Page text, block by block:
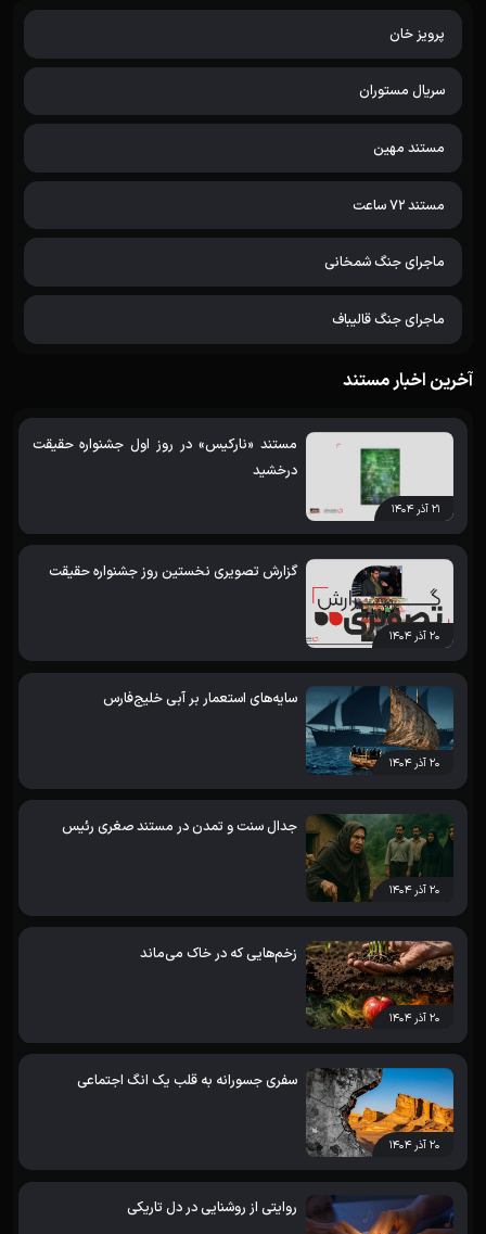
پرویز خان
سریال مستوران
مستند مهین
مستند 72 ساعت
ماجرای جنگ شمخانی
ماجرای جنگ قالیباف
آخرین اخبار مستند
۲۱ آذر ۱۴۰۴
مستند «نارکیس» در روز اول جشنواره حقیقت
درخشید
۲۰ آذر ۱۴۰۴
گزارش تصویری نخستین روز جشنواره حقیقت
۲۰ آذر ۱۴۰۴
سایه‌های استعمار بر آبی خلیج‌فارس
۲۰ آذر ۱۴۰۴
جدال سنت و تمدن در مستند صغری رئیس
۲۰ آذر ۱۴۰۴
زخم‌هایی که در خاک می‌ماند
۲۰ آذر ۱۴۰۴
سفری جسورانه به قلب یک انگ اجتماعی
روایتی از روشنایی در دل تاریکی